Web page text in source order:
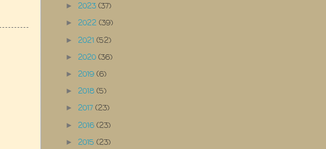
► 2023 (37)
► 2022 (39)
► 2021 (52)
► 2020 (36)
► 2019 (6)
► 2018 (5)
► 2017 (23)
► 2016 (23)
► 2015 (23)